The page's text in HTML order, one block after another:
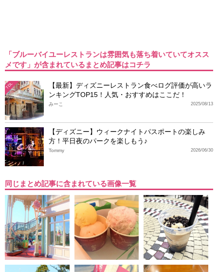
「ブルーバイユーレストランは雰囲気も落ち着いていてオスス
メです」が含まれているまとめ記事はコチラ
TDL
【最新】ディズニーレストラン食べログ評価が高いラ
ンキングTOP15！人気・おすすめはここだ！
2025/08/13
みーこ
【ディズニー】ウィークナイトパスポートの楽しみ
方！平日夜のパークを楽しもう♪
2026/06/30
Tommy
同じまとめ記事に含まれている画像一覧